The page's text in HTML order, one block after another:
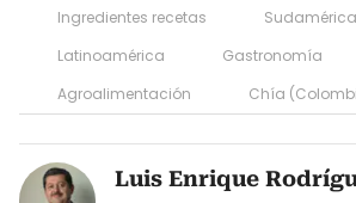
Ingredientes recetas
Sudamérica
Latinoamérica
Gastronomía
Agroalimentación
Chía
Luis Enrique